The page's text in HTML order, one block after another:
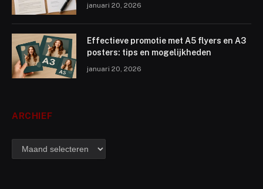
januari 20, 2026
Effectieve promotie met A5 flyers en A3
posters: tips en mogelijkheden
januari 20, 2026
ARCHIEF
archief